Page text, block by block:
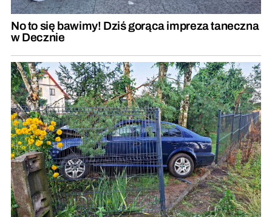
No to się bawimy! Dziś gorąca impreza taneczna
w Decznie